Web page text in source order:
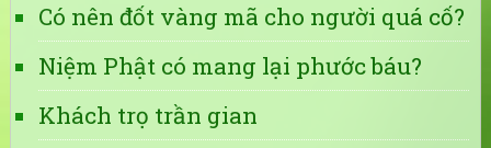
Có nên đốt vàng mã cho người quá cố?
Niệm Phật có mang lại phước báu?
Khách trọ trần gian